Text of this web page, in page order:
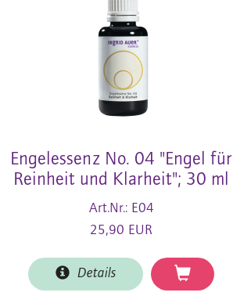
Engelessenz No. 04 "Engel für
Reinheit und Klarheit"; 30 ml
Art.Nr.: E04
25,90 EUR
Details